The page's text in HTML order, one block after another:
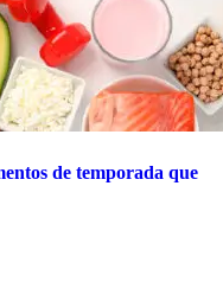
de temporada que